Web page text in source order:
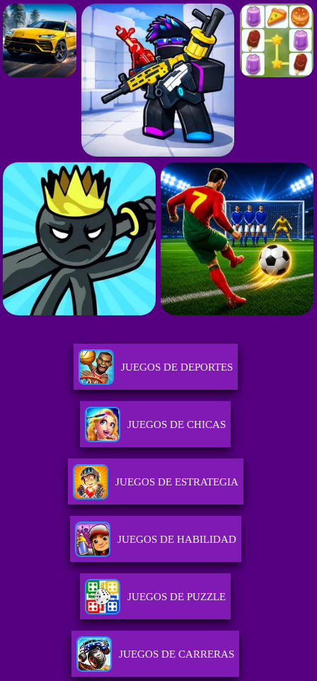
JUEGOS DE DEPORTES
JUEGOS DE CHICAS
JUEGOS DE ESTRATEGIA
JUEGOS DE HABILIDAD
JUEGOS DE PUZZLE
JUEGOS DE CARRERAS